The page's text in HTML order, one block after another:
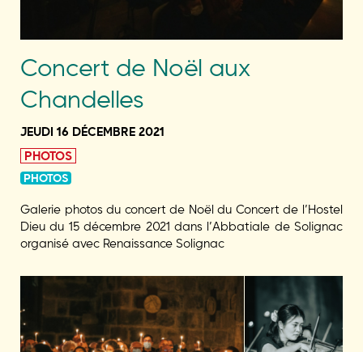
Concert de Noël aux
Chandelles
JEUDI 16 DÉCEMBRE 2021
PHOTOS
PHOTOS
Galerie photos du concert de Noël du Concert de l’Hostel
Dieu du 15 décembre 2021 dans l’Abbatiale de Solignac
organisé avec Renaissance Solignac